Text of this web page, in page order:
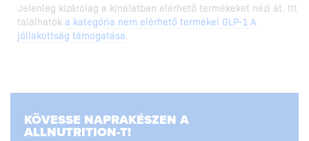
Jelenleg kizárólag a kínálatban elérhető termékeket nézi át. Itt
találhatók a kategória nem elérhető termékei GLP-1 A
jóllakottság támogatása.
KÖVESSE NAPRAKÉSZEN A
ALLNUTRITION-T!